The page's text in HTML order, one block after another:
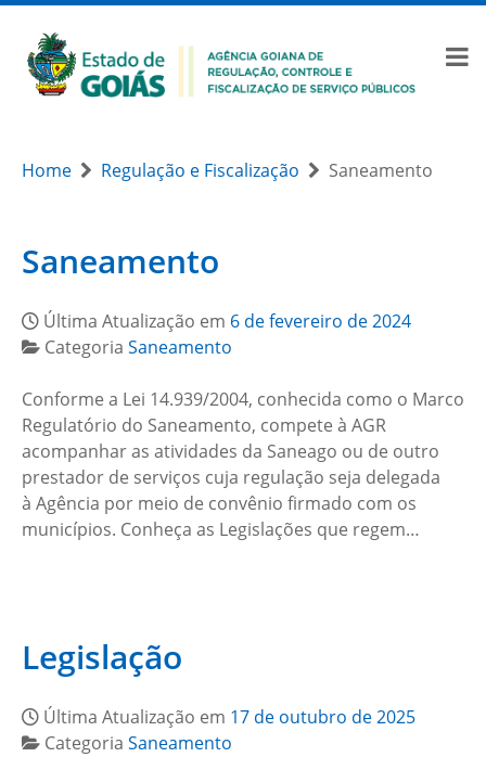
Home Regulação e Fiscalização Saneamento
Saneamento
Última Atualização em 6 de fevereiro de 2024
Categoria Saneamento
Conforme a Lei 14.939/2004, conhecida como o Marco
Regulatório do Saneamento, compete à AGR
acompanhar as atividades da Saneago ou de outro
prestador de serviços cuja regulação seja delegada
à Agência por meio de convênio firmado com os
municípios. Conheça as Legislações que regem…
Legislação
Última Atualização em 17 de outubro de 2025
Categoria Saneamento